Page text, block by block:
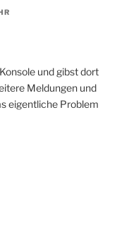
und gibst dort
Meldungen und
eigentliche Problem